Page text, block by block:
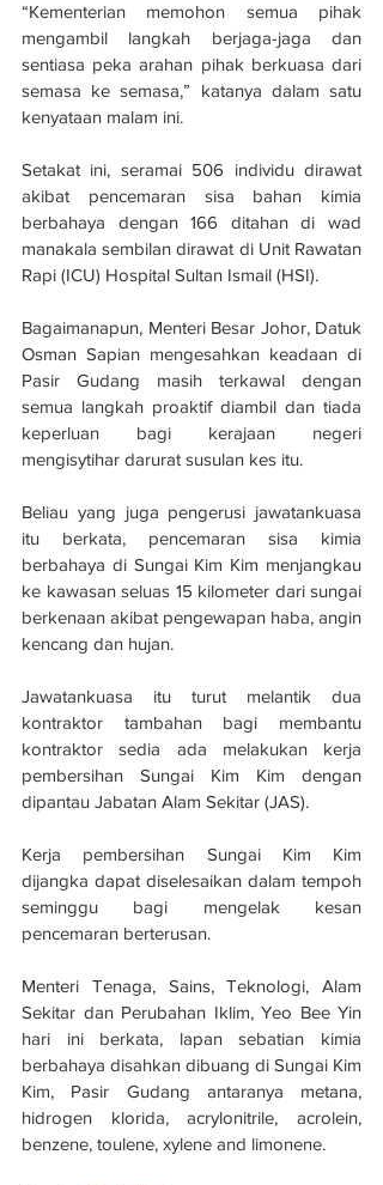
“Kementerian memohon semua pihak
mengambil langkah berjaga-jaga dan
sentiasa peka arahan pihak berkuasa dari
semasa ke semasa,” katanya dalam satu
kenyataan malam ini.
Setakat ini, seramai 506 individu dirawat
akibat pencemaran sisa bahan kimia
berbahaya dengan 166 ditahan di wad
manakala sembilan dirawat di Unit Rawatan
Rapi (ICU) Hospital Sultan Ismail (HSI).
Bagaimanapun, Menteri Besar Johor, Datuk
Osman Sapian mengesahkan keadaan di
Pasir Gudang masih terkawal dengan
semua langkah proaktif diambil dan tiada
keperluan bagi kerajaan negeri
mengisytihar darurat susulan kes itu.
Beliau yang juga pengerusi jawatankuasa
itu berkata, pencemaran sisa kimia
berbahaya di Sungai Kim Kim menjangkau
ke kawasan seluas 15 kilometer dari sungai
berkenaan akibat pengewapan haba, angin
kencang dan hujan.
Jawatankuasa itu turut melantik dua
kontraktor tambahan bagi membantu
kontraktor sedia ada melakukan kerja
pembersihan Sungai Kim Kim dengan
dipantau Jabatan Alam Sekitar (JAS).
Kerja pembersihan Sungai Kim Kim
dijangka dapat diselesaikan dalam tempoh
seminggu bagi mengelak kesan
pencemaran berterusan.
Menteri Tenaga, Sains, Teknologi, Alam
Sekitar dan Perubahan Iklim, Yeo Bee Yin
hari ini berkata, lapan sebatian kimia
berbahaya disahkan dibuang di Sungai Kim
Kim, Pasir Gudang antaranya metana,
hidrogen klorida, acrylonitrile, acrolein,
benzene, toulene, xylene and limonene.